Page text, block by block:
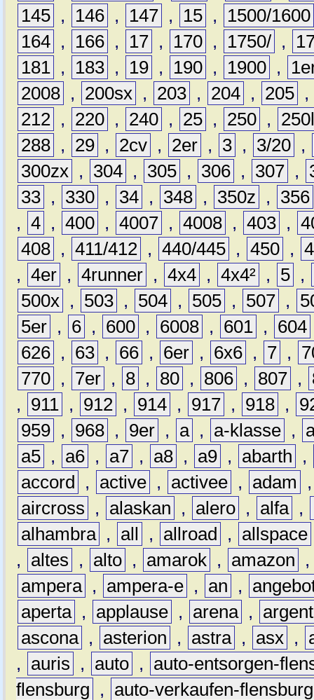
145 , 146 , 147 , 15 ,
1500/1600
164 , 166 , 17 , 170 , 1750/ ,
181 , 183 , 19 , 190 , 1900 ,
2008 , 200sx , 203 , 204 , 205 ,
212 , 220 , 240 , 25 , 250 ,
288 , 29 , 2cv , 2er , 3 , 3/20 ,
300zx , 304 , 305 , 306 , 307 ,
33 , 330 , 34 , 348 , 350z ,
356
, 4 , 400 , 4007 , 4008 , 403 ,
408 , 411/412 , 440/445 , 450 ,
, 4er , 4runner , 4x4 , 4x4² , 5 ,
500x , 503 , 504 , 505 , 507 ,
5er , 6 , 600 , 6008 , 601 , 604
626 , 63 , 66 , 6er , 6x6 , 7 ,
770 , 7er , 8 , 80 , 806 , 807 ,
,
911 , 912 , 914 , 917 , 918 ,
959 , 968 , 9er , a , a-klasse ,
a5 , a6 , a7 , a8 , a9 , abarth
,
accord
, active , activee , adam
aircross
, alaskan , alero , alfa ,
alhambra , all , allroad , allspace
,
altes , alto , amarok , amazon
ampera , ampera-e , an ,
aperta , applause , arena ,
ascona , asterion , astra , asx ,
,
auris , auto ,
auto-entsorgen-
flensburg
,
auto-verkaufen-flensburg